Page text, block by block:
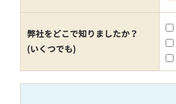
弊社をどこで知りましたか？
(いくつでも)